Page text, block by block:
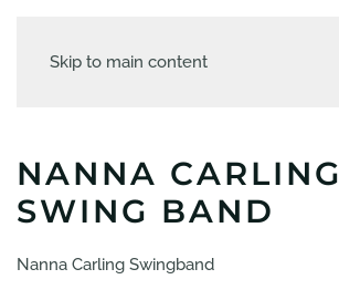
Skip to main content
NANNA CARLING
SWING BAND
Nanna Carling Swingband